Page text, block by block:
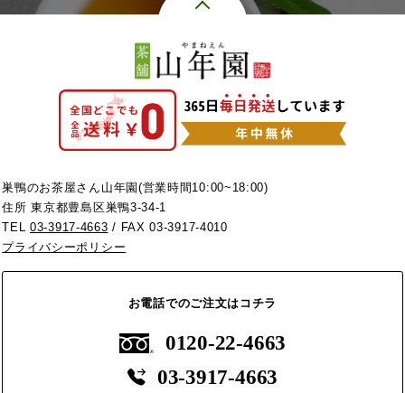
巣鴨のお茶屋さん山年園(営業時間10:00~18:00)
住所 東京都豊島区巣鴨3-34-1
TEL03-3917-4663 / FAX 03-3917-4010
プライバシーポリシー
お電話でのご注文はコチラ
0120-22-4663
03-3917-4663